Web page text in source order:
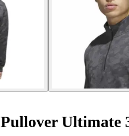
Pullover Ultimate